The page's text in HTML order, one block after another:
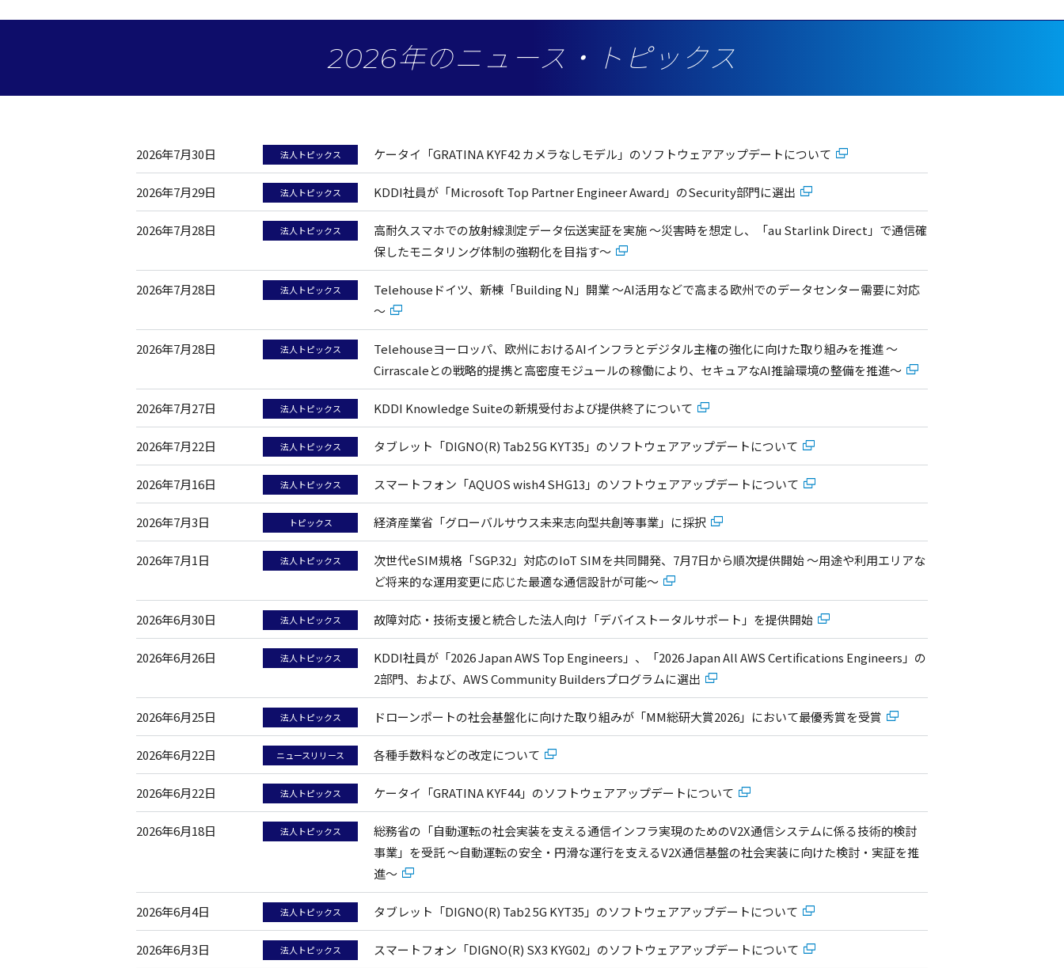
2026年のニュース・トピックス
2026年7月30日 法人トピックス ケータイ「GRATINA KYF42 カメラなしモデル」のソフトウェアアップデートについて
2026年7月29日 法人トピックス KDDI社員が「Microsoft Top Partner Engineer Award」のSecurity部門に選出
2026年7月28日 法人トピックス
高耐久スマホでの放射線測定データ伝送実証を実施 ～災害時を想定し、「au Starlink Direct」で通信確
保したモニタリング体制の強靭化を目指す～
2026年7月28日 法人トピックス
Telehouseドイツ、新棟「Building N」開業 ～AI活用などで高まる欧州でのデータセンター需要に対応
～
2026年7月28日 法人トピックス
Telehouseヨーロッパ、欧州におけるAIインフラとデジタル主権の強化に向けた取り組みを推進 ～
Cirrascaleとの戦略的提携と高密度モジュールの稼働により、セキュアなAI推論環境の整備を推進～
2026年7月27日 法人トピックス KDDI Knowledge Suiteの新規受付および提供終了について
2026年7月22日 法人トピックス タブレット「DIGNO(R) Tab2 5G KYT35」のソフトウェアアップデートについて
2026年7月16日 法人トピックス スマートフォン「AQUOS wish4 SHG13」のソフトウェアアップデートについて
2026年7月3日 トピックス 経済産業省「グローバルサウス未来志向型共創等事業」に採択
2026年7月1日 法人トピックス
次世代eSIM規格「SGP.32」対応のIoT SIMを共同開発、7月7日から順次提供開始 ～用途や利用エリアな
ど将来的な運用変更に応じた最適な通信設計が可能～
2026年6月30日 法人トピックス 故障対応・技術支援と統合した法人向け「デバイストータルサポート」を提供開始
2026年6月26日 法人トピックス
KDDI社員が「2026 Japan AWS Top Engineers」、「2026 Japan All AWS Certifications Engineers」の
2部門、および、AWS Community Buildersプログラムに選出
2026年6月25日 法人トピックス ドローンポートの社会基盤化に向けた取り組みが「MM総研大賞2026」において最優秀賞を受賞
2026年6月22日 ニュースリリース 各種手数料などの改定について
2026年6月22日 法人トピックス ケータイ「GRATINA KYF44」のソフトウェアアップデートについて
2026年6月18日 法人トピックス
総務省の「自動運転の社会実装を支える通信インフラ実現のためのV2X通信システムに係る技術的検討
事業」を受託 ～自動運転の安全・円滑な運行を支えるV2X通信基盤の社会実装に向けた検討・実証を推
進～
2026年6月4日 法人トピックス タブレット「DIGNO(R) Tab2 5G KYT35」のソフトウェアアップデートについて
2026年6月3日 法人トピックス スマートフォン「DIGNO(R) SX3 KYG02」のソフトウェアアップデートについて